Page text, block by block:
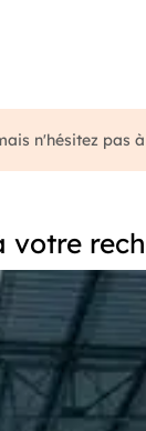
n'hésitez pas à
votre